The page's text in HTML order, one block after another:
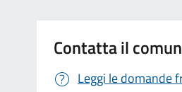
Contatta il
Leggi le domande